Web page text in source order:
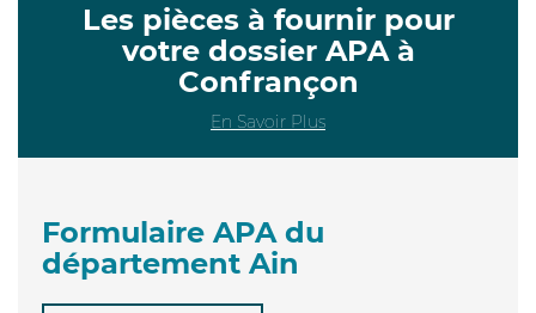
Les pièces à fournir pour
votre dossier APA à
Confrançon
En Savoir Plus
Formulaire APA du
département Ain